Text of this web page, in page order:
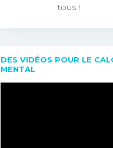
tous !
DES VIDÉOS POUR LE
MENTAL